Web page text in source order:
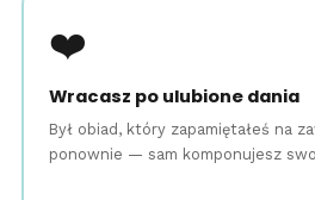
❤️
Wracasz po ulubione dania
Był obiad, który zapamiętałeś na
ponownie — sam komponujesz